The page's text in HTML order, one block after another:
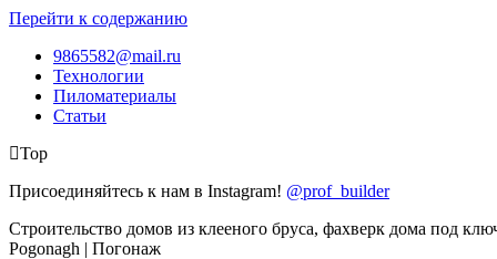
Перейти к содержанию
9865582@mail.ru
Технологии
Пиломатериалы
Статьи
Top
Присоединяйтесь к нам в Instagram! @prof_builder
Строительство домов из клееного бруса, фахверк дома под
Pogonagh | Погонаж